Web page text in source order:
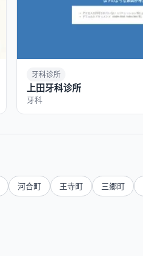
牙科诊所
上田牙科诊所
牙科
河合町 王寺町 三郷町